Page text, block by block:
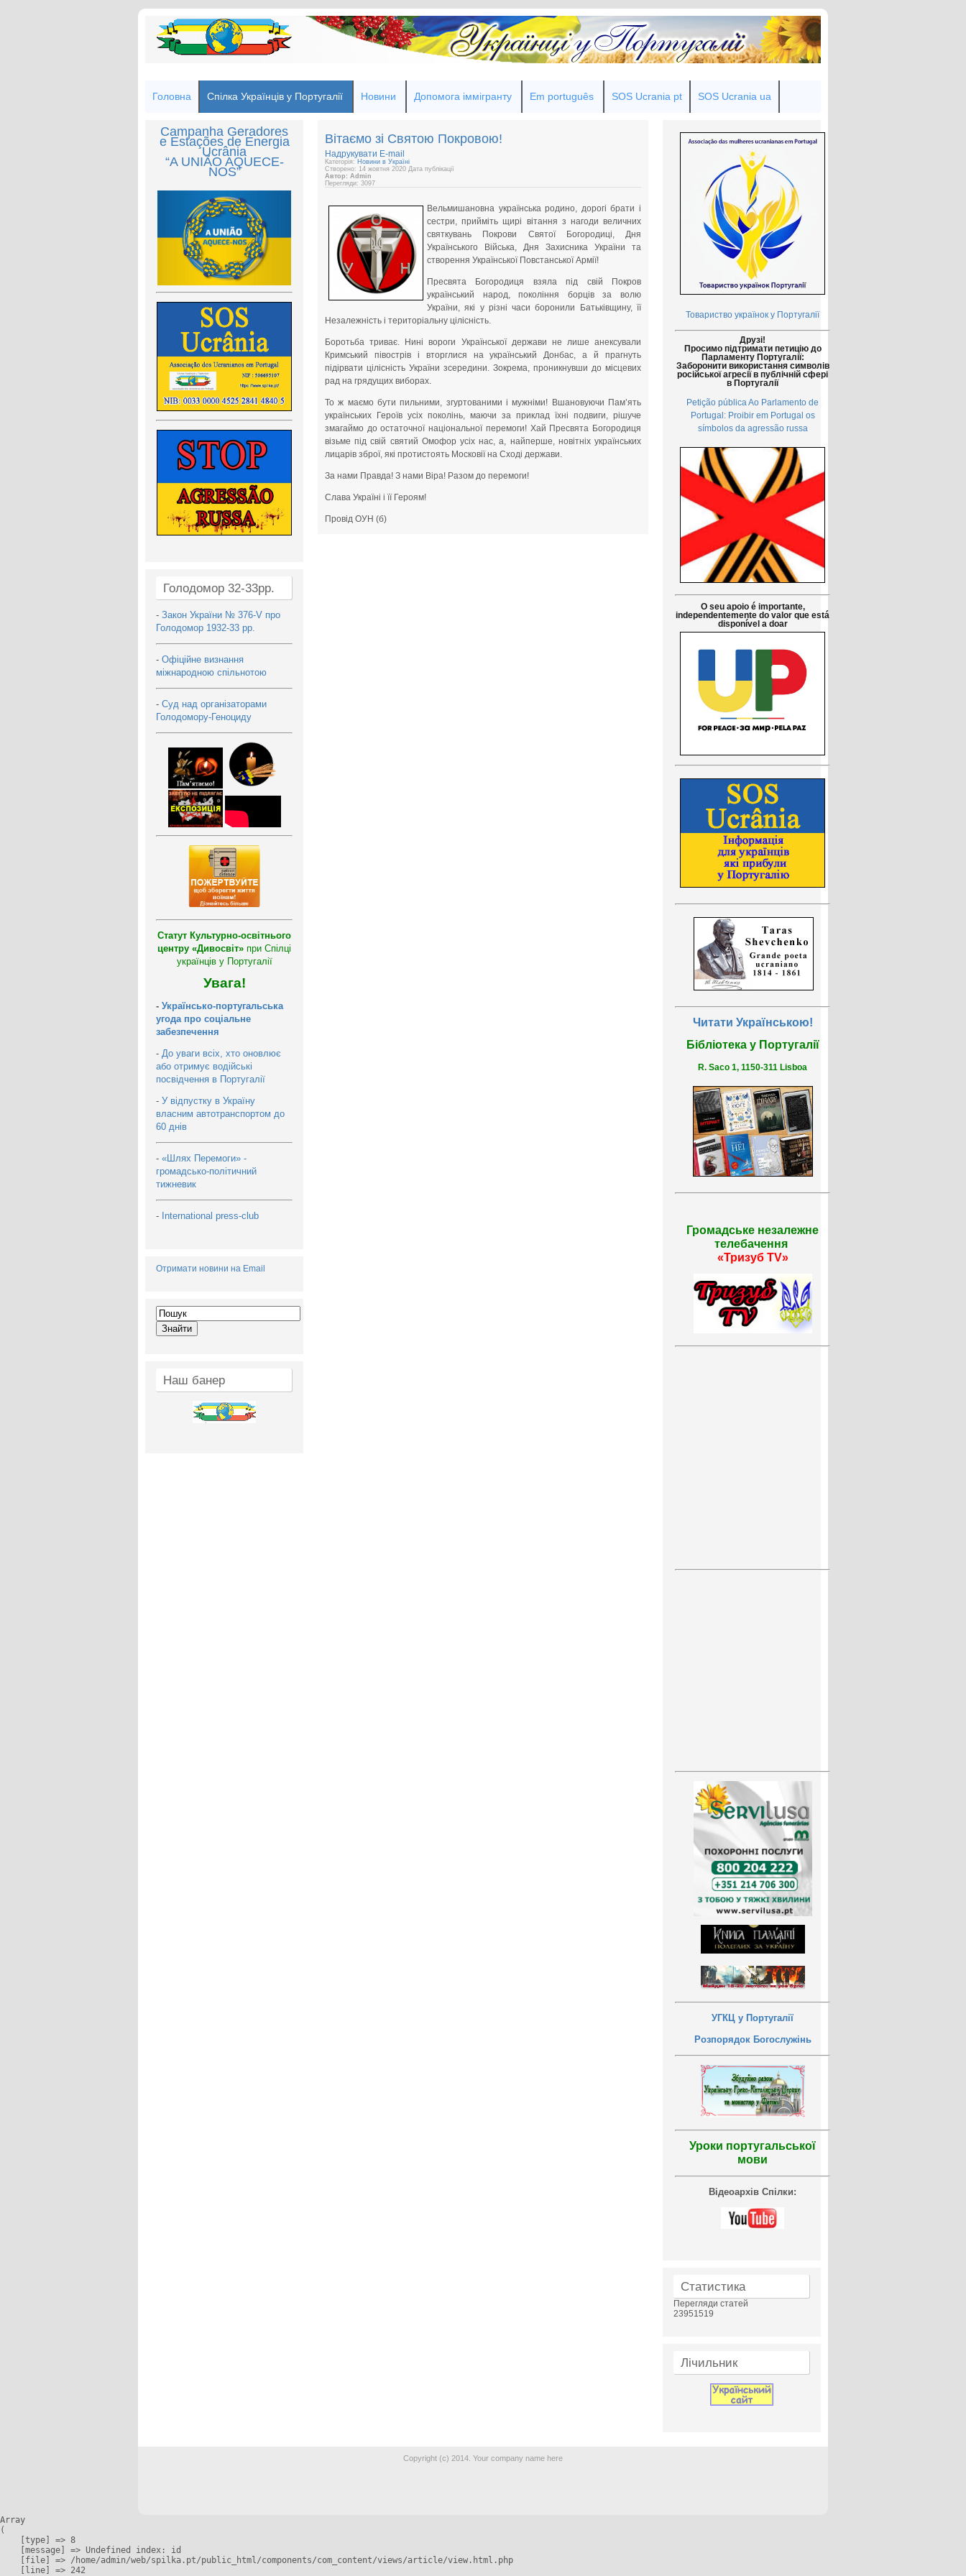
Головна Спілка Українців у Португалії Новини Допомога іммігранту Em português SOS Ucrania pt SOS Ucrania ua
Campanha Geradores
e Estações de Energia
Ucrânia
“A UNIÃO AQUECE-
NOS”
Голодомор 32-33рр.
- Закон України № 376-V про
Голодомор 1932-33 рр.
- Офіційне визнання
міжнародною спільнотою
- Суд над організаторами
Голодомору-Геноциду
Статут Культурно-освітнього
центру «Дивосвіт» при Спілці
українців у Португалії
Увага!
- Українсько-португальська
угода про соціальне
забезпечення
- До уваги всіх, хто оновлює
або отримує водійські
посвідчення в Португалії
- У відпустку в Україну
власним автотранспортом до
60 днів
- «Шлях Перемоги» -
громадсько-політичний
тижневик
- International press-club
Отримати новини на Email
Наш банер
Вітаємо зі Святою Покровою!
Надрукувати E-mail
Категорія: Новини в Україні
Створено: 14 жовтня 2020 Дата публікації
Автор: Admin
Перегляди: 3097
Вельмишановна українська родино, дорогі брати і
сестри, прийміть щирі вітання з нагоди величних
святкувань Покрови Святої Богородиці, Дня
Українського Війська, Дня Захисника України та
створення Української Повстанської Армії!
Пресвята Богородиця взяла під свій Покров
український народ, покоління борців за волю
України, які у різні часи боронили Батьківщину, її
Незалежність і територіальну цілісність.
Боротьба триває. Нині вороги Української держави не лише анексували
Кримський півострів і вторглися на український Донбас, а й прагнуть
підірвати цілісність України зсередини. Зокрема, проникнувши до місцевих
рад на грядущих виборах.
То ж маємо бути пильними, згуртованими і мужніми! Вшановуючи Пам’ять
українських Героїв усіх поколінь, маючи за приклад їхні подвиги, рішуче
змагаймо до остаточної національної перемоги! Хай Пресвята Богородиця
візьме під свій святий Омофор усіх нас, а, найперше, новітніх українських
лицарів зброї, які протистоять Московії на Сході держави.
За нами Правда! З нами Віра! Разом до перемоги!
Слава Україні і її Героям!
Провід ОУН (б)
Товариство українок у Португалії
Друзі!
Просимо підтримати петицію до
Парламенту Португалії:
Заборонити використання символів
російської агресії в публічній сфері
в Португалії
Petição pública Ao Parlamento de
Portugal: Proibir em Portugal os
símbolos da agressão russa
O seu apoio é importante,
independentemente do valor que está
disponível a doar
Читати Українською!
Бібліотека у Португалії
R. Saco 1, 1150-311 Lisboa
Громадське незалежне
телебачення
«Тризуб TV»
УГКЦ у Португалії
Розпорядок Богослужінь
Уроки португальської
мови
Відеоархів Спілки:
Статистика
Перегляди статей
23951519
Лічильник
Copyright (c) 2014. Your company name here
Array
(
    [type] => 8
    [message] => Undefined index: id
    [file] => /home/admin/web/spilka.pt/public_html/components/com_content/views/article/view.html.php
    [line] => 242